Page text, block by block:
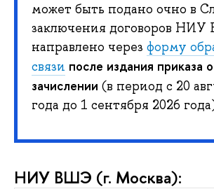
может быть подано очно в
заключения договоров
направлено через форму
связи после издания приказа о
зачислении (в период с 20
года до 1 сентября 2026
НИУ ВШЭ (г. Москва):